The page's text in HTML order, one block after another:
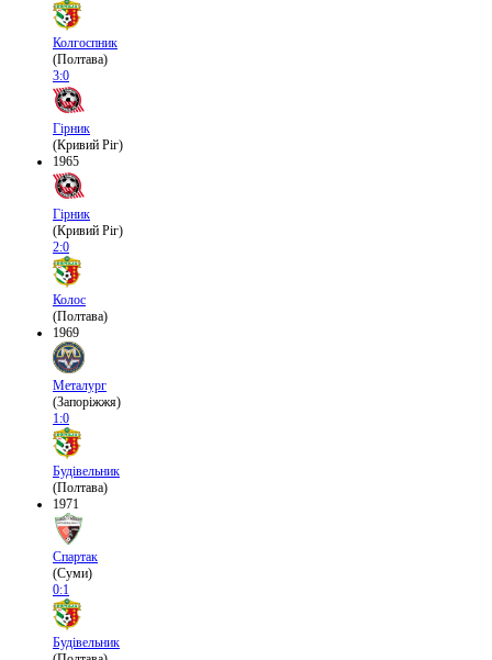
Колгоспник
(Полтава)
3:0
Гірник
(Кривий Ріг)
1965
Гірник
(Кривий Ріг)
2:0
Колос
(Полтава)
1969
Металург
(Запоріжжя)
1:0
Будівельник
(Полтава)
1971
Спартак
(Суми)
0:1
Будівельник